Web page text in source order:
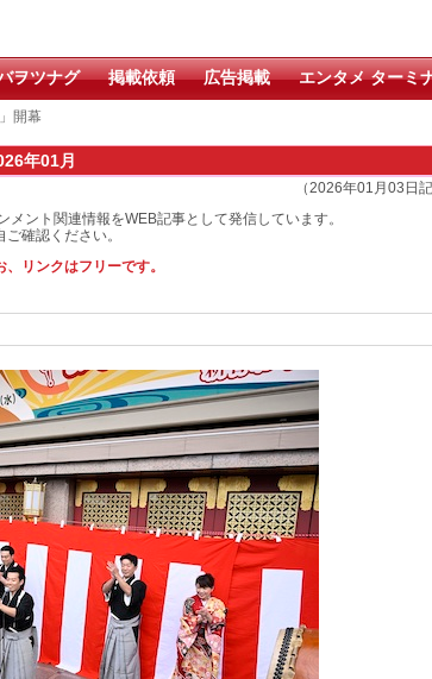
ヲツナグ 掲載依頼 広告掲載 エンタメ ターミ
開幕
年01月
（2026年01月03日記
ント関連情報をWEB記事として発信しています。
確認ください。
リンクはフリーです。